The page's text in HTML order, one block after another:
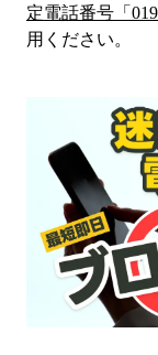
定電話番号「 019
用ください。